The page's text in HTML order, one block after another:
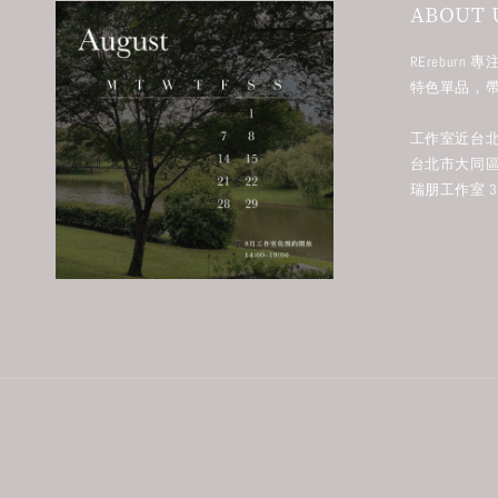
ABOUT
REreburn 專
特色單品，
工作室近台
台北市大同
瑞朋工作室